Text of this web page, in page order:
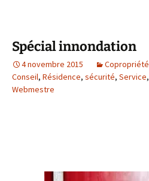
Spécial innondation
4 novembre 2015 Copropriété
Conseil, Résidence, sécurité, Service,
Webmestre